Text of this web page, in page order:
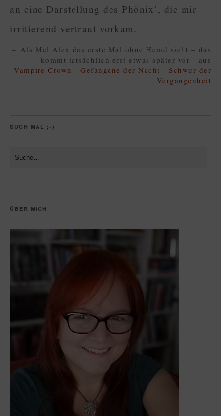
an eine Darstellung des Phönix’, die mir
irritierend vertraut vorkam.
Als Mel Alex das erste Mal ohne Hemd sieht – das
kommt tatsächlich erst etwas später vor - aus
Vampire Crown - Gefangene der Nacht - Schwur der
Vergangenheit
SUCH MAL ;-)
ÜBER MICH